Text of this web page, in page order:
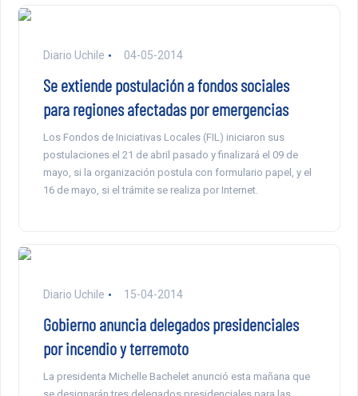
Diario Uchile 04-05-2014
Se extiende postulación a fondos sociales
para regiones afectadas por emergencias
Los Fondos de Iniciativas Locales (FIL) iniciaron sus
postulaciones el 21 de abril pasado y finalizará el 09 de
mayo, si la organización postula con formulario papel, y el
16 de mayo, si el trámite se realiza por Internet.
Diario Uchile 15-04-2014
Gobierno anuncia delegados presidenciales
por incendio y terremoto
La presidenta Michelle Bachelet anunció esta mañana que